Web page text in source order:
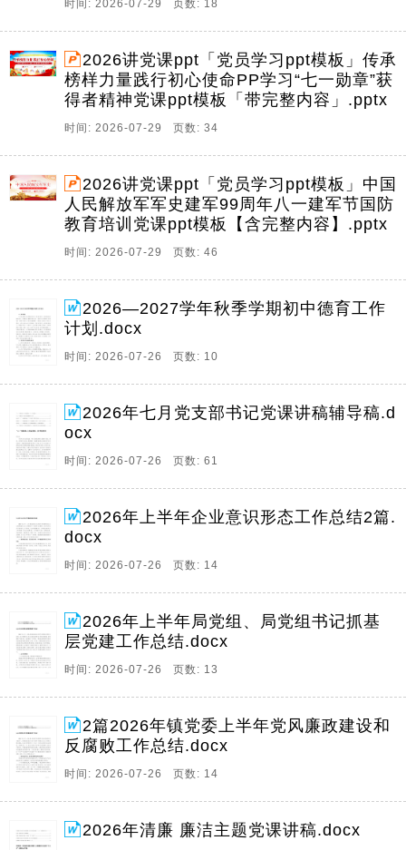
时间: 2026-07-29 页数: 18
2026讲党课ppt「党员学习ppt模板」传承
榜样力量践行初心使命PP学习“七一勋章”获
得者精神党课ppt模板「带完整内容」.pptx
时间: 2026-07-29 页数: 34
2026讲党课ppt「党员学习ppt模板」中国
人民解放军军史建军99周年八一建军节国防
教育培训党课ppt模板【含完整内容】.pptx
时间: 2026-07-29 页数: 46
2026—2027学年秋季学期初中德育工作
计划.docx
时间: 2026-07-26 页数: 10
2026年七月党支部书记党课讲稿辅导稿.d
ocx
时间: 2026-07-26 页数: 61
2026年上半年企业意识形态工作总结2篇.
docx
时间: 2026-07-26 页数: 14
2026年上半年局党组、局党组书记抓基
层党建工作总结.docx
时间: 2026-07-26 页数: 13
2篇2026年镇党委上半年党风廉政建设和
反腐败工作总结.docx
时间: 2026-07-26 页数: 14
2026年清廉 廉洁主题党课讲稿.docx